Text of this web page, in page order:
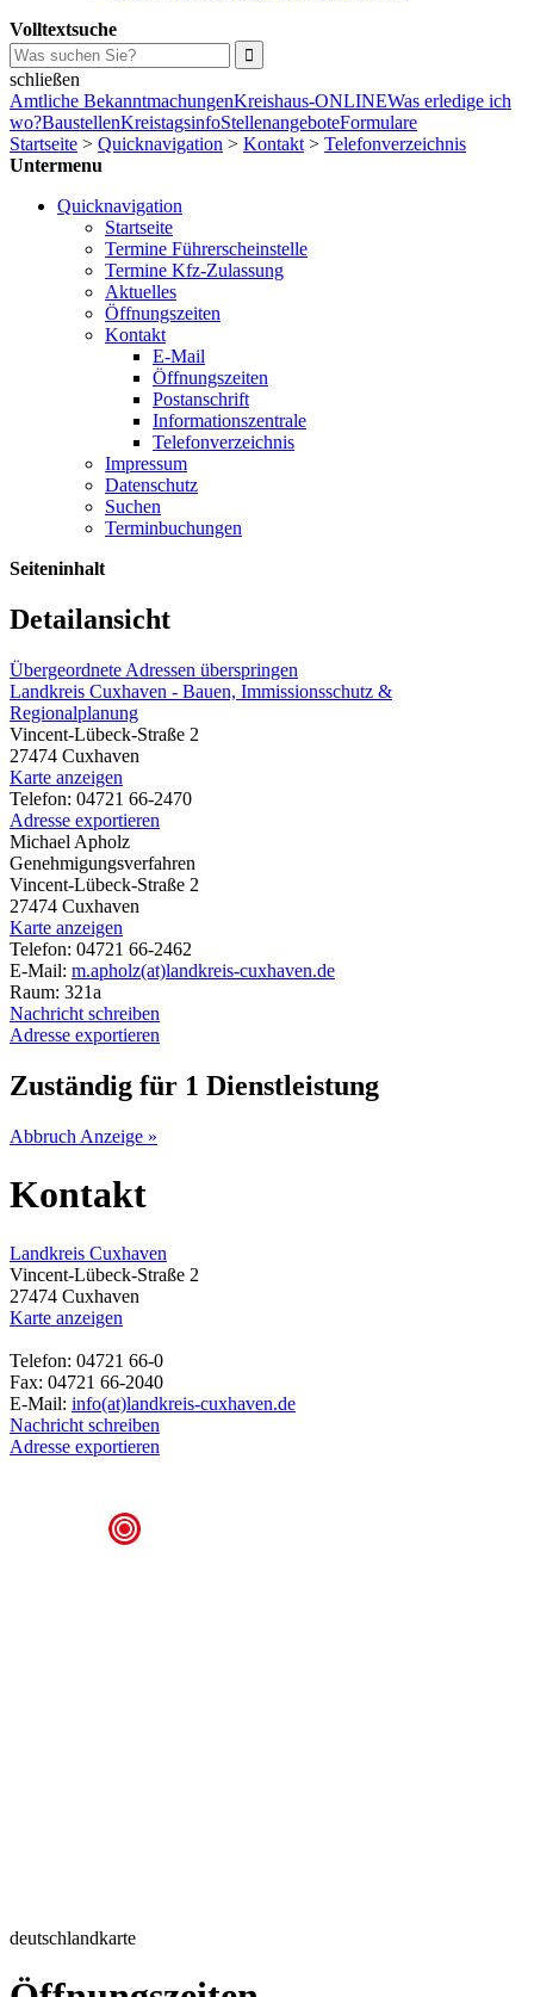
Volltextsuche
schließen
Amtliche BekanntmachungenKreishaus-ONLINEWas erledige ich
wo?BaustellenKreistagsinfoStellenangeboteFormulare
Startseite > Quicknavigation > Kontakt > Telefonverzeichnis
Untermenu
Quicknavigation
Startseite
Termine Führerscheinstelle
Termine Kfz-Zulassung
Aktuelles
Öffnungszeiten
Kontakt
E-Mail
Öffnungszeiten
Postanschrift
Informationszentrale
Telefonverzeichnis
Impressum
Datenschutz
Suchen
Terminbuchungen
Seiteninhalt
Detailansicht
Übergeordnete Adressen überspringen
Landkreis Cuxhaven - Bauen, Immissionsschutz &
Regionalplanung
Vincent-Lübeck-Straße 2
27474 Cuxhaven
Karte anzeigen
Telefon: 04721 66-2470
Adresse exportieren
Michael Apholz
Genehmigungsverfahren
Vincent-Lübeck-Straße 2
27474 Cuxhaven
Karte anzeigen
Telefon: 04721 66-2462
E-Mail: m.apholz(at)landkreis-cuxhaven.de
Raum: 321a
Nachricht schreiben
Adresse exportieren
Zuständig für 1 Dienstleistung
Abbruch Anzeige »
Kontakt
Landkreis Cuxhaven
Vincent-Lübeck-Straße 2
27474 Cuxhaven
Karte anzeigen
Telefon: 04721 66-0
Fax: 04721 66-2040
E-Mail: info(at)landkreis-cuxhaven.de
Nachricht schreiben
Adresse exportieren
deutschlandkarte